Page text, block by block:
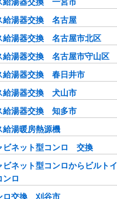
給湯器交換 名古屋
給湯器交換 名古屋市北区
給湯器交換 名古屋市守山区
給湯器交換 春日井市
給湯器交換 犬山市
給湯器交換 知多市
給湯暖房熱源機
ビネット型コンロ 交換
ビネット型コンロからビルトイ
ンロ
ロ交換 刈谷市